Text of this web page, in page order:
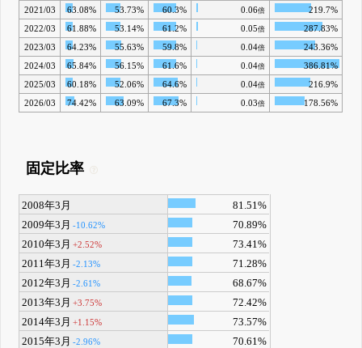
2021/03
63.08% 53.73% 60.3% 0.06倍
219.7%
2022/03
61.88% 53.14% 61.2% 0.05倍
287.83%
2023/03
64.23% 55.63% 59.8% 0.04倍
243.36%
2024/03
65.84% 56.15% 61.6% 0.04倍
386.81%
2025/03
60.18% 52.06% 64.6% 0.04倍
216.9%
2026/03
74.42% 63.09% 67.3% 0.03倍 178.56%
固定比率
2008年3月
81.51%
2009年3月 -10.62%
70.89%
2010年3月 +2.52%
73.41%
2011年3月 -2.13%
71.28%
2012年3月 -2.61%
68.67%
2013年3月 +3.75%
72.42%
2014年3月 +1.15%
73.57%
2015年3月 -2.96%
70.61%